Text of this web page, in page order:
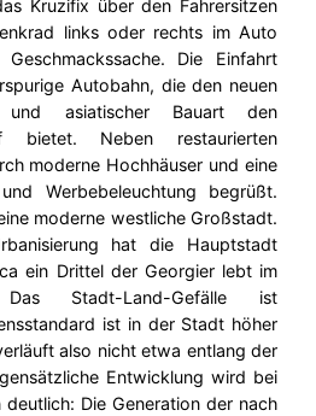
Kruzifix über den Fahrersitzen
links oder rechts im Auto
Die Einfahrt
Autobahn, die den neuen
und asiatischer Bauart den
bietet. Neben restaurierten
moderne Hochhäuser und eine
Werbebeleuchtung begrüßt.
moderne westliche Großstadt.
hat die Hauptstadt
ein Drittel der Georgier lebt im
Stadt-Land-Gefälle ist
ist in der Stadt höher
also nicht etwa entlang der
Entwicklung wird bei
deutlich: Die Generation der nach